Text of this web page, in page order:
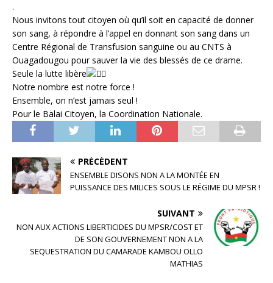
.
Nous invitons tout citoyen où qu’il soit en capacité de donner
son sang, à répondre à l’appel en donnant son sang dans un
Centre Régional de Transfusion sanguine ou au CNTS à
Ouagadougou pour sauver la vie des blessés de ce drame.
Seule la lutte libère
Notre nombre est notre force !
Ensemble, on n’est jamais seul !
Pour le Balai Citoyen, la Coordination Nationale.
PRÉCÉDENT
ENSEMBLE DISONS NON A LA MONTÉE EN
PUISSANCE DES MILICES SOUS LE RÉGIME DU MPSR !
SUIVANT
NON AUX ACTIONS LIBERTICIDES DU MPSR/COST ET
DE SON GOUVERNEMENT NON A LA
SEQUESTRATION DU CAMARADE KAMBOU OLLO
MATHIAS